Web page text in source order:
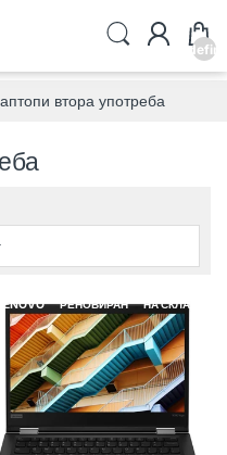
втора употреба
LENOVO РЕНОВИРАН НА СКЛАД